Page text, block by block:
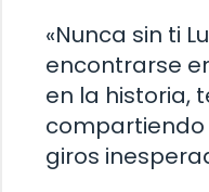
«Nunca sin ti
encontrarse
en la historia,
compartiendo
giros